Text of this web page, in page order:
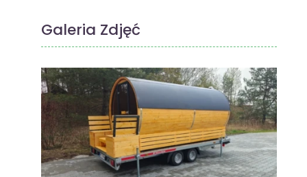
Galeria Zdjęć